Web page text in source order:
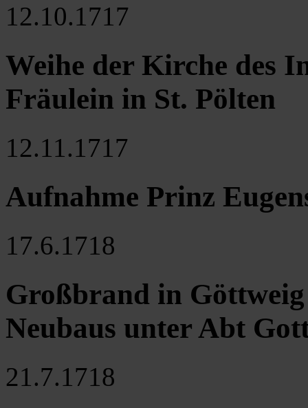
12.10.1717
Weihe der Kirche des
Fräulein in St. Pölten
12.11.1717
Aufnahme Prinz
17.6.1718
Großbrand in
Neubaus unter Abt
21.7.1718